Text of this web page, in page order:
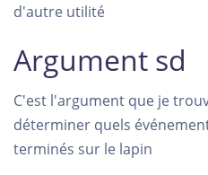
d'autre utilité
Argument sd
C'est l'argument que je
déterminer quels
terminés sur le lapin